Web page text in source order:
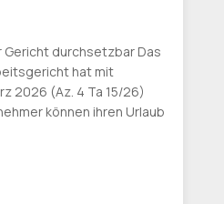
durchsetzbar Das
hat mit
2026 (Az. 4 Ta 15/26)
können ihren Urlaub